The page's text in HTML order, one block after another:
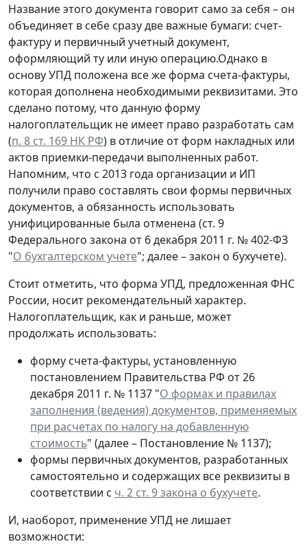
Название этого документа говорит само за себя – он
объединяет в себе сразу две важные бумаги: счет-
фактуру и первичный учетный документ,
оформляющий ту или иную операцию.Однако в
основу УПД положена все же форма счета-фактуры,
которая дополнена необходимыми реквизитами. Это
сделано потому, что данную форму
налогоплательщик не имеет право разработать сам
(п. 8 ст. 169 НК РФ) в отличие от форм накладных или
актов приемки-передачи выполненных работ.
Напомним, что с 2013 года организации и ИП
получили право составлять свои формы первичных
документов, а обязанность использовать
унифицированные была отменена (ст. 9
Федерального закона от 6 декабря 2011 г. № 402-ФЗ
"О бухгалтерском учете"; далее – закон о бухучете).
Стоит отметить, что форма УПД, предложенная ФНС
России, носит рекомендательный характер.
Налогоплательщик, как и раньше, может
продолжать использовать:
форму счета-фактуры, установленную
постановлением Правительства РФ от 26
декабря 2011 г. № 1137 "О формах и правилах
заполнения (ведения) документов, применяемых
при расчетах по налогу на добавленную
стоимость" (далее – Постановление № 1137);
формы первичных документов, разработанных
самостоятельно и содержащих все реквизиты в
соответствии с ч. 2 ст. 9 закона о бухучете.
И, наоборот, применение УПД не лишает
возможности: